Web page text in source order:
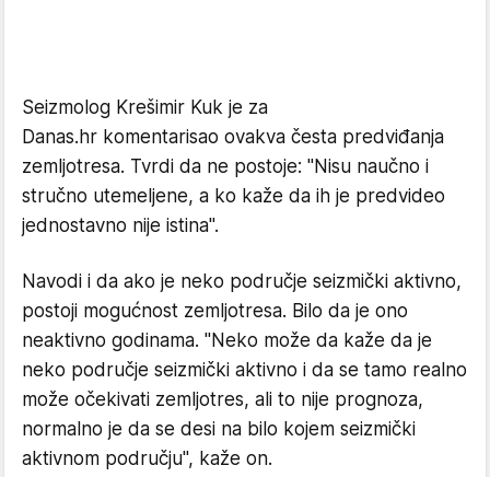
Seizmolog Krešimir Kuk je za
Danas.hr komentarisao ovakva česta predviđanja
zemljotresa. Tvrdi da ne postoje: "Nisu naučno i
stručno utemeljene, a ko kaže da ih je predvideo
jednostavno nije istina".
Navodi i da ako je neko područje seizmički aktivno,
postoji mogućnost zemljotresa. Bilo da je ono
neaktivno godinama. "Neko može da kaže da je
neko područje seizmički aktivno i da se tamo realno
može očekivati zemljotres, ali to nije prognoza,
normalno je da se desi na bilo kojem seizmički
aktivnom području", kaže on.